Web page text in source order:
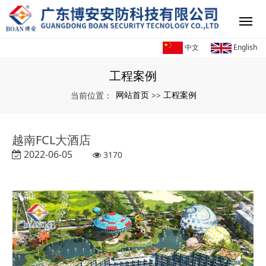
中文 English
工程案例
当前位置： 网站首页 >> 工程案例
越南FCL大酒店
2022-06-05 3170